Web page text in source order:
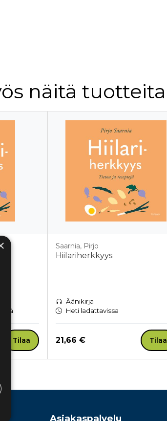
näitä tuotteita
Tilaa
Saarnia, Pirjo
Hiilariherkkyys
Äänikirja
Heti ladattavissa
Hinta nyt
21,66 € Tilaa
Asiakaspalvelu